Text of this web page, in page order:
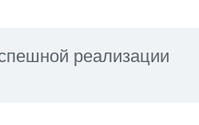
реализации